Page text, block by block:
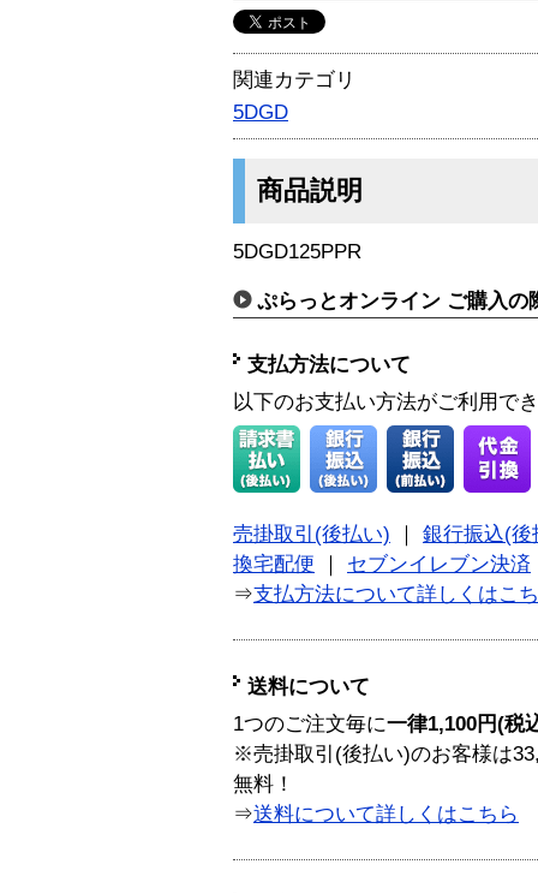
関連カテゴリ
5DGD
商品説明
5DGD125PPR
ぷらっとオンライン ご購入の
支払方法について
以下のお支払い方法がご利用で
売掛取引(後払い)
銀行振込(後
換宅配便
セブンイレブン決済
⇒支払方法について詳しくはこ
送料について
1つのご注文毎に一律1,100円(税
※売掛取引(後払い)のお客様は
無料！
⇒送料について詳しくはこちら